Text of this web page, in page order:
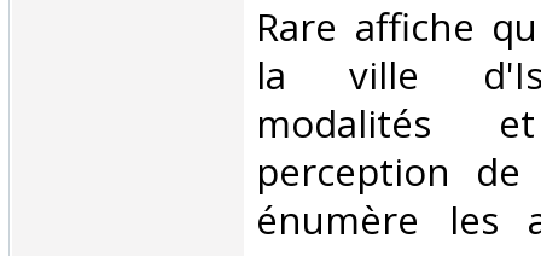
‎Rare affiche
la ville
modalités
perception
énumère les